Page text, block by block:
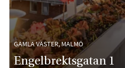
GAMLA VÄSTER, MALMÖ
Engelbrektsgatan 1